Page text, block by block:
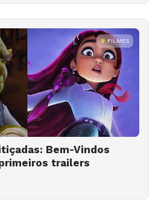
FILMES
Bem-Vindos
trailers